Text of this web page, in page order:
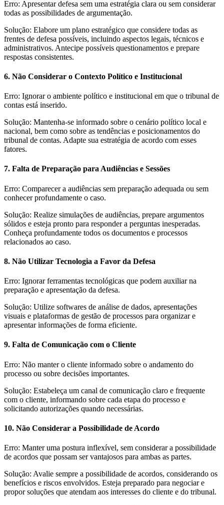
Erro: Apresentar defesa sem uma estratégia clara ou sem considerar
todas as possibilidades de argumentação.
Solução: Elabore um plano estratégico que considere todas as
frentes de defesa possíveis, incluindo aspectos legais, técnicos e
administrativos. Antecipe possíveis questionamentos e prepare
respostas consistentes.
6. Não Considerar o Contexto Político e Institucional
Erro: Ignorar o ambiente político e institucional em que o tribunal de
contas está inserido.
Solução: Mantenha-se informado sobre o cenário político local e
nacional, bem como sobre as tendências e posicionamentos do
tribunal de contas. Adapte sua estratégia de acordo com esses
fatores.
7. Falta de Preparação para Audiências e Sessões
Erro: Comparecer a audiências sem preparação adequada ou sem
conhecer profundamente o caso.
Solução: Realize simulações de audiências, prepare argumentos
sólidos e esteja pronto para responder a perguntas inesperadas.
Conheça profundamente todos os documentos e processos
relacionados ao caso.
8. Não Utilizar Tecnologia a Favor da Defesa
Erro: Ignorar ferramentas tecnológicas que podem auxiliar na
preparação e apresentação da defesa.
Solução: Utilize softwares de análise de dados, apresentações
visuais e plataformas de gestão de processos para organizar e
apresentar informações de forma eficiente.
9. Falta de Comunicação com o Cliente
Erro: Não manter o cliente informado sobre o andamento do
processo ou sobre decisões importantes.
Solução: Estabeleça um canal de comunicação claro e frequente
com o cliente, informando sobre cada etapa do processo e
solicitando autorizações quando necessárias.
10. Não Considerar a Possibilidade de Acordo
Erro: Manter uma postura inflexível, sem considerar a possibilidade
de acordos que possam ser vantajosos para ambas as partes.
Solução: Avalie sempre a possibilidade de acordos, considerando os
benefícios e riscos envolvidos. Esteja preparado para negociar e
propor soluções que atendam aos interesses do cliente e do tribunal.